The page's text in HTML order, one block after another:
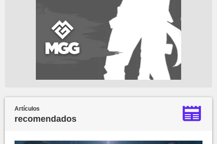
Artículos
recomendados